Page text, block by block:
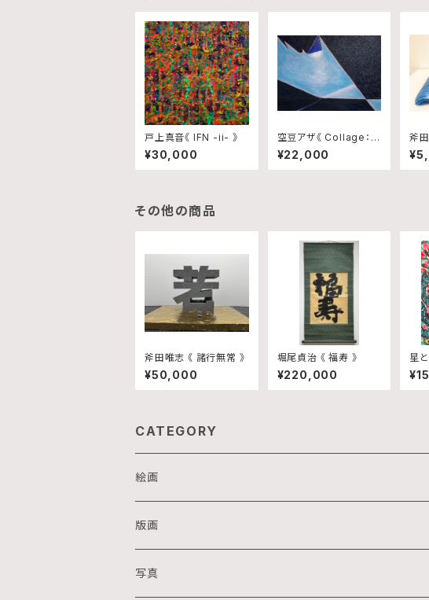
戸上真音《 IFN -ii- 》
¥30,000
空豆アザ《 Collage：Bl
ink,Trace and Rhyth
m No.10 》
¥22,000
斧
世
日
へ
その他の商品
斧田唯志 《 諸行無常 》
¥50,000
堀尾貞治 《 福寿 》
¥220,000
星と
CATEGORY
絵画
油画
アクリル画
版画
銅版画
写真